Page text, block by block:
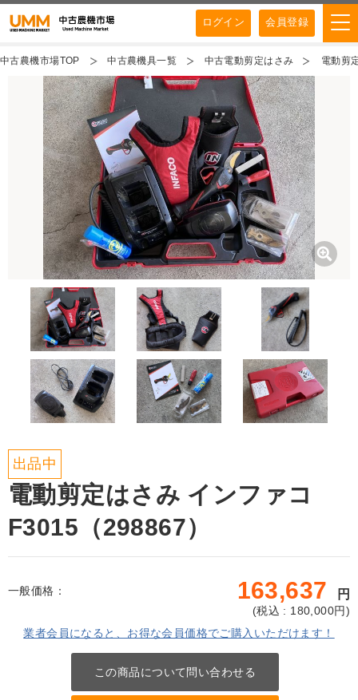
ログイン 会員登録
中古農機市場TOP 中古農機具一覧 中古電動剪定はさみ 電動剪
出品中
電動剪定はさみ インファコ
F3015（298867）
一般価格： 163,637 円
(税込 : 180,000円)
業者会員になると、お得な会員価格でご購入いただけます！
この商品について問い合わせる